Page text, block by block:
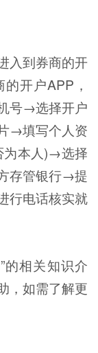
入到券商的开
开户APP，
号→选择开户
→填写个人资
为本人)→选择
存管银行→提
行电话核实就
的相关知识介
，如需了解更